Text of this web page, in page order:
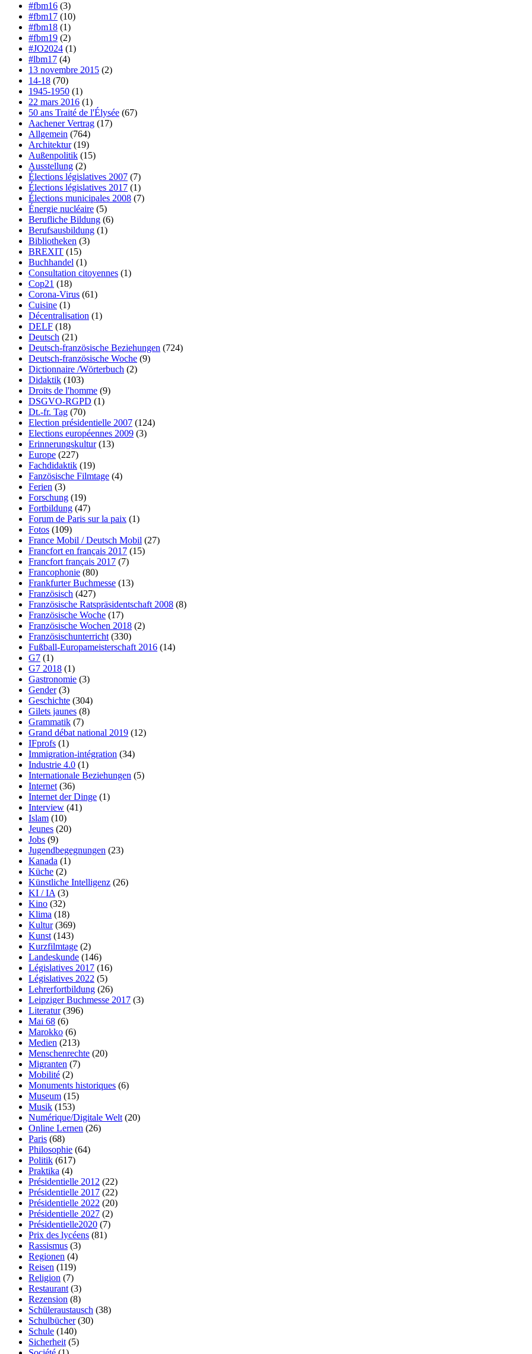
#fbm16 (3)
#fbm17 (10)
#fbm18 (1)
#fbm19 (2)
#JO2024 (1)
#lbm17 (4)
13 novembre 2015 (2)
14-18 (70)
1945-1950 (1)
22 mars 2016 (1)
50 ans Traité de l'Élysée (67)
Aachener Vertrag (17)
Allgemein (764)
Architektur(19)
Außenpolitik (15)
Ausstellung (2)
Élections législatives 2007 (7)
Élections législatives 2017 (1)
Élections municipales 2008 (7)
Énergie nucléaire (5)
Berufliche Bildung (6)
Berufsausbildung (1)
Bibliotheken (3)
BREXIT (15)
Buchhandel (1)
Consultation citoyennes (1)
Cop21 (18)
Corona-Virus (61)
Cuisine (1)
Décentralisation (1)
DELF (18)
Deutsch (21)
Deutsch-französische Beziehungen (724)
Deutsch-französische Woche (9)
Dictionnaire /Wörterbuch (2)
Didaktik (103)
Droits de l'homme (9)
DSGVO-RGPD (1)
Dt.-fr. Tag (70)
Election présidentielle 2007 (124)
Elections européennes 2009 (3)
Erinnerungskultur(13)
Europe (227)
Fachdidaktik (19)
Fanzösische Filmtage (4)
Ferien (3)
Forschung (19)
Fortbildung (47)
Forum de Paris sur la paix (1)
Fotos (109)
France Mobil / Deutsch Mobil (27)
Francfort en français 2017 (15)
Francfort français 2017 (7)
Francophonie (80)
Frankfurter Buchmesse (13)
Französisch (427)
Französische Ratspräsidentschaft 2008 (8)
Französische Woche (17)
Französische Wochen 2018 (2)
Französischunterricht(330)
Fußball-Europameisterschaft 2016 (14)
G7 (1)
G7 2018 (1)
Gastronomie (3)
Gender(3)
Geschichte (304)
Gilets jaunes (8)
Grammatik (7)
Grand débat national 2019 (12)
IFprofs (1)
Immigration-intégration (34)
Industrie 4.0 (1)
Internationale Beziehungen (5)
Internet(36)
Internet der Dinge (1)
Interview (41)
Islam (10)
Jeunes (20)
Jobs (9)
Jugendbegegnungen (23)
Kanada (1)
Küche (2)
Künstliche Intelligenz (26)
KI / IA(3)
Kino (32)
Klima (18)
Kultur(369)
Kunst(143)
Kurzfilmtage (2)
Landeskunde (146)
Législatives 2017 (16)
Législatives 2022 (5)
Lehrerfortbildung (26)
Leipziger Buchmesse 2017 (3)
Literatur(396)
Mai 68 (6)
Marokko (6)
Medien (213)
Menschenrechte (20)
Migranten (7)
Mobilité (2)
Monuments historiques (6)
Museum (15)
Musik (153)
Numérique/Digitale Welt(20)
Online Lernen (26)
Paris (68)
Philosophie (64)
Politik (617)
Praktika (4)
Présidentielle 2012 (22)
Présidentielle 2017 (22)
Présidentielle 2022 (20)
Présidentielle 2027 (2)
Présidentielle2020 (7)
Prix des lycéens (81)
Rassismus (3)
Regionen (4)
Reisen (119)
Religion (7)
Restaurant(3)
Rezension (8)
Schüleraustausch (38)
Schulbücher(30)
Schule (140)
Sicherheit(5)